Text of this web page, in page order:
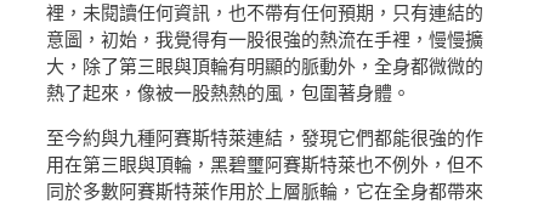
裡，未閱讀任何資訊，也不帶有任何預期，只有連結的
意圖，初始，我覺得有一股很強的熱流在手裡，慢慢擴
大，除了第三眼與頂輪有明顯的脈動外，全身都微微的
熱了起來，像被一股熱熱的風，包圍著身體。
至今約與九種阿賽斯特萊連結，發現它們都能很強的作
用在第三眼與頂輪，黑碧璽阿賽斯特萊也不例外，但不
同於多數阿賽斯特萊作用於上層脈輪，它在全身都帶來